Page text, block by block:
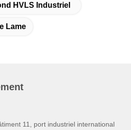
HVLS Industriel
Lame
11, port industriel international